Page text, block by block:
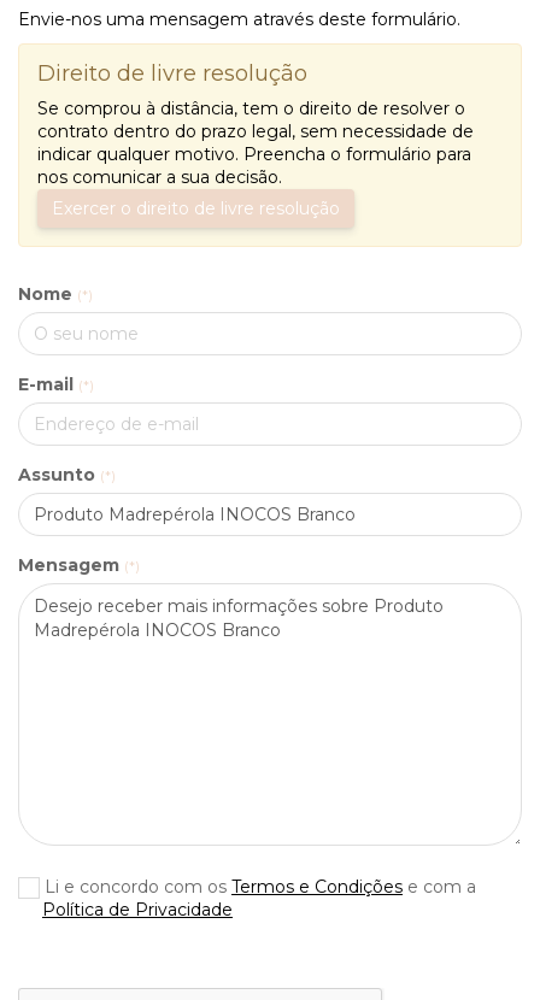
Envie-nos uma mensagem através deste formulário.
Direito de livre resolução
Se comprou à distância, tem o direito de resolver o
contrato dentro do prazo legal, sem necessidade de
indicar qualquer motivo. Preencha o formulário para
nos comunicar a sua decisão.
Exercer o direito de livre resolução
Nome (*)
E-mail (*)
Assunto (*)
Mensagem (*)
Li e concordo com os Termos e Condições e com a
Política de Privacidade